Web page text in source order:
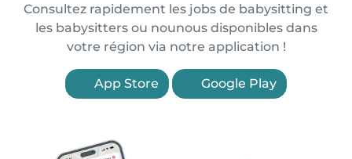
Consultez rapidement les jobs de babysitting et
les babysitters ou nounous disponibles dans
votre région via notre application !
App Store Google Play